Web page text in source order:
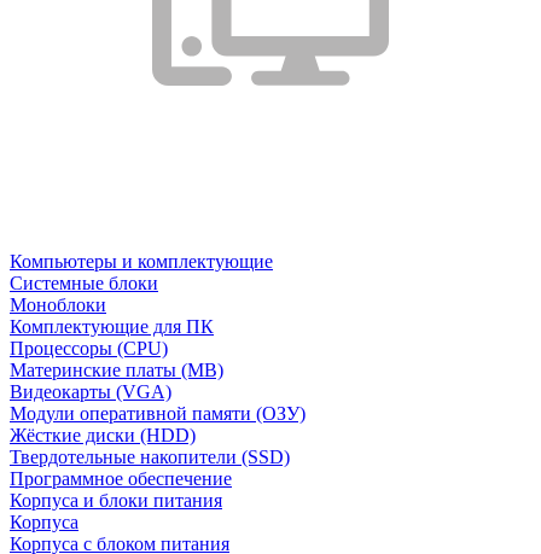
Компьютеры и комплектующие
Системные блоки
Моноблоки
Комплектующие для ПК
Процессоры (CPU)
Материнские платы (MB)
Видеокарты (VGA)
Модули оперативной памяти (ОЗУ)
Жёсткие диски (HDD)
Твердотельные накопители (SSD)
Программное обеспечение
Корпуса и блоки питания
Корпуса
Корпуса с блоком питания